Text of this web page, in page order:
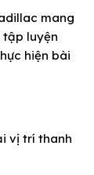
mang
tập luyện
hiện bài
vị trí thanh